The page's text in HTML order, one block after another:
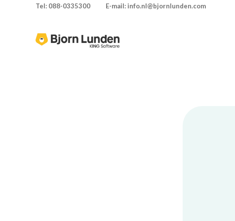
E-mail: info.nl@bjornlunden.com
Tel: 088-0335300